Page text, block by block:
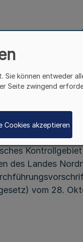
2 der Ersten
Nr. 59 in
auf Grund der
britischen
des Landes
vom 28.
können entweder
Seite zwingend
Cookies akzeptieren